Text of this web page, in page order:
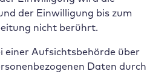
der Einwilligung bis zum
nicht berührt.
einer Aufsichtsbehörde über
Daten durch